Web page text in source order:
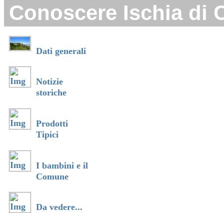
Conoscere Ischia di
Dati generali
Notizie
storiche
Prodotti
Tipici
I bambini e il
Comune
Da vedere...